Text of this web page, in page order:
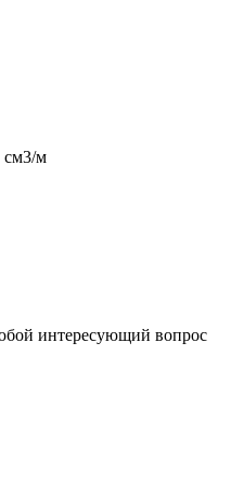
см3/м
интересующий вопрос